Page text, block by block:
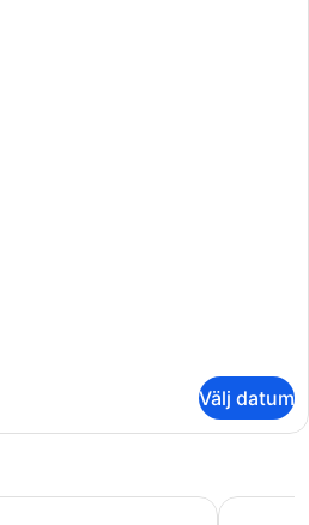
Välj datum
Hotel